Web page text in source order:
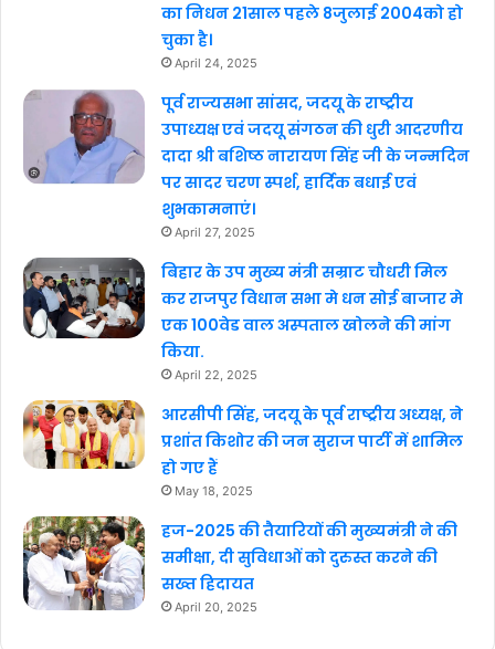
का निधन 21साल पहले 8जुलाई 2004को हो
चुका है।
April 24, 2025
पूर्व राज्यसभा सांसद, जदयू के राष्ट्रीय
उपाध्यक्ष एवं जदयू संगठन की धुरी आदरणीय
दादा श्री बशिष्ठ नारायण सिंह जी के जन्मदिन
पर सादर चरण स्पर्श, हार्दिक बधाई एवं
शुभकामनाएं।
April 27, 2025
बिहार के उप मुख्य मंत्री सम्राट चौधरी मिल
कर राजपुर विधान सभा मे धन सोई बाजार मे
एक 100वेड वाल अस्पताल खोलने की मांग
किया.
April 22, 2025
आरसीपी सिंह, जदयू के पूर्व राष्ट्रीय अध्यक्ष, ने
प्रशांत किशोर की जन सुराज पार्टी में शामिल
हो गए हैं
May 18, 2025
हज-2025 की तैयारियों की मुख्यमंत्री ने की
समीक्षा, दी सुविधाओं को दुरुस्त करने की
सख्त हिदायत
April 20, 2025